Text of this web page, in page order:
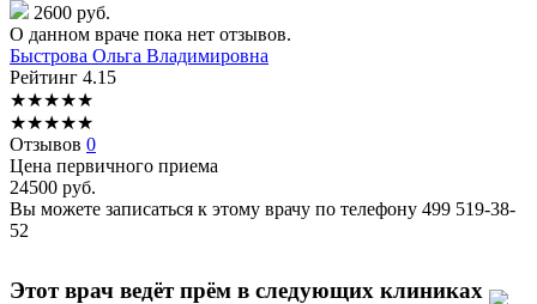
2600 руб.
О данном враче пока нет отзывов.
Быстрова Ольга Владимировна
Рейтинг 4.15
★★★★★
★★★★★
Отзывов 0
Цена первичного приема
24500 руб.
Вы можете записаться к этому врачу по телефону 499 519-38-
52
Этот врач ведёт прём в следующих клиниках